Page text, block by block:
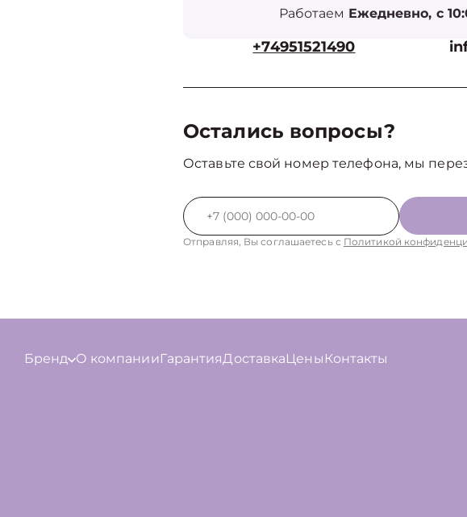
Работаем Ежедневно, с
+74951521490
Остались вопросы?
Оставьте свой номер телефона, мы
Отправляя, Вы соглашаетесь с Политикой
Бренд О компанииГарантияДоставкаЦены Контакты